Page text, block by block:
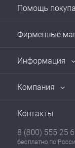
Помощь
Фирменные
Информация
Компания
Контакты
8 (800) 555 25
бесплатно по